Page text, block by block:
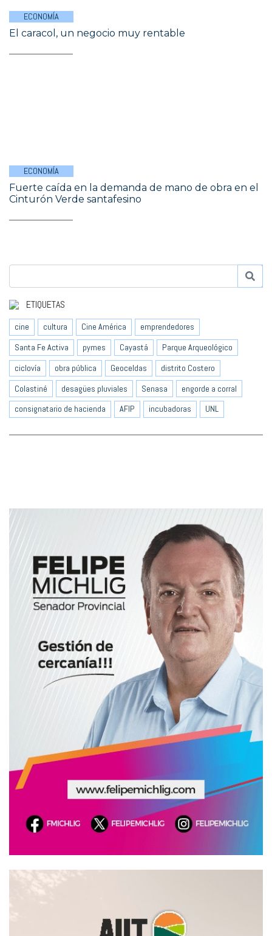
ECONOMÍA
El caracol, un negocio muy rentable
ECONOMÍA
Fuerte caída en la demanda de mano de obra en el
Cinturón Verde santafesino
ETIQUETAS
cine cultura Cine América
emprendedores
Santa Fe Activa
pymes Cayastá
Parque Arqueológico
ciclovía
obra pública Geoceldas
distrito Costero
Colastiné
desagües pluviales Senasa
engorde a corral
consignatario de hacienda
AFIP incubadoras UNL